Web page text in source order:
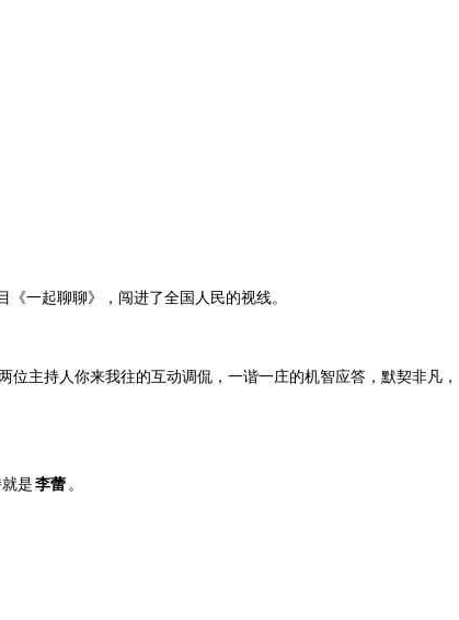
一起聊聊》，闯进了全国人民的视线。
位主持人你来我往的互动调侃，一谐一庄的机智应答，默契非凡，
就是李蕾 。